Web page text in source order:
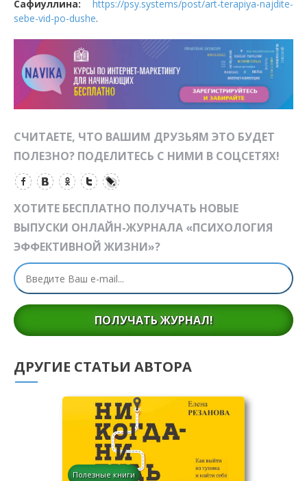
Сафиуллина:
https://psy.systems/post/art-terapiya-najdite-
sebe-vid-po-dushe.
СЧИТАЕТЕ, ЧТО ВАШИМ ДРУЗЬЯМ ЭТО БУДЕТ
ПОЛЕЗНО? ПОДЕЛИТЕСЬ С НИМИ В СОЦСЕТЯХ!
ХОТИТЕ БЕСПЛАТНО ПОЛУЧАТЬ НОВЫЕ
ВЫПУСКИ ОНЛАЙН-ЖУРНАЛА «ПСИХОЛОГИЯ
ЭФФЕКТИВНОЙ ЖИЗНИ»?
ПОЛУЧАТЬ ЖУРНАЛ!
ДРУГИЕ СТАТЬИ АВТОРА
Полезные книги